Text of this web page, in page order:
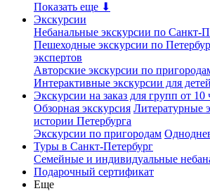
Показать еще ⬇
Экскурсии
Небанальные экскурсии по Санкт-
Пешеходные экскурсии по
экспертов
Авторские экскурсии по
Интерактивные экскурсии для детей
Экскурсии на заказ для групп от 10
Обзорная экскурсия Литературные
истории Петербурга
Экскурсии по пригородам
Туры в Санкт-Петербург
Семейные и индивидуальные
Подарочный сертификат
Еще